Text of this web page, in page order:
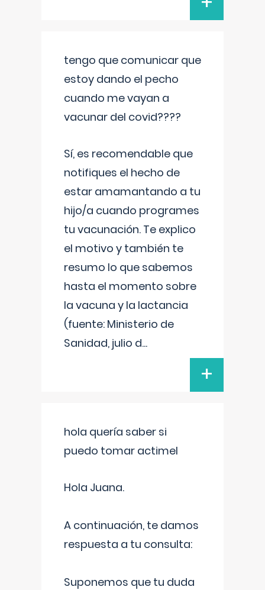
tengo que comunicar que
estoy dando el pecho
cuando me vayan a
vacunar del covid????
Sí, es recomendable que
notifiques el hecho de
estar amamantando a tu
hijo/a cuando programes
tu vacunación. Te explico
el motivo y también te
resumo lo que sabemos
hasta el momento sobre
la vacuna y la lactancia
(fuente: Ministerio de
Sanidad, julio d...
+
hola quería saber si
puedo tomar actimel
Hola Juana.
A continuación, te damos
respuesta a tu consulta:
Suponemos que tu duda